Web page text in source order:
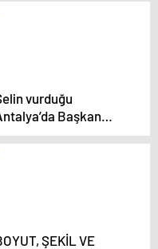
vurduğu
Başkan
Böcek’ten
Acil işleri
ŞEKİL VE